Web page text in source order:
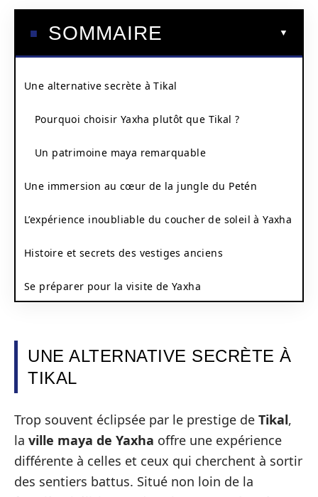
SOMMAIRE
Une alternative secrète à Tikal
Pourquoi choisir Yaxha plutôt que Tikal ?
Un patrimoine maya remarquable
Une immersion au cœur de la jungle du Petén
L’expérience inoubliable du coucher de soleil à Yaxha
Histoire et secrets des vestiges anciens
Se préparer pour la visite de Yaxha
UNE ALTERNATIVE SECRÈTE À
TIKAL
Trop souvent éclipsée par le prestige de Tikal,
la ville maya de Yaxha offre une expérience
différente à celles et ceux qui cherchent à sortir
des sentiers battus. Situé non loin de la